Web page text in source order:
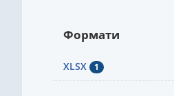
Формати
XLSX 1